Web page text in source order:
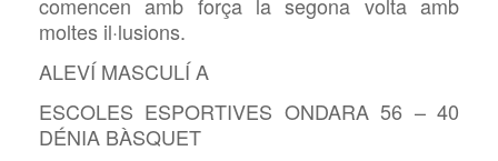
moltes il·lusions.
ALEVÍ MASCULÍ A
ESCOLES ESPORTIVES ONDARA 56 – 40
DÉNIA BÀSQUET